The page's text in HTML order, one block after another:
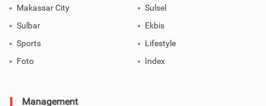
Makassar City
Sulsel
Sulbar
Ekbis
Sports
Lifestyle
Foto
Index
Management